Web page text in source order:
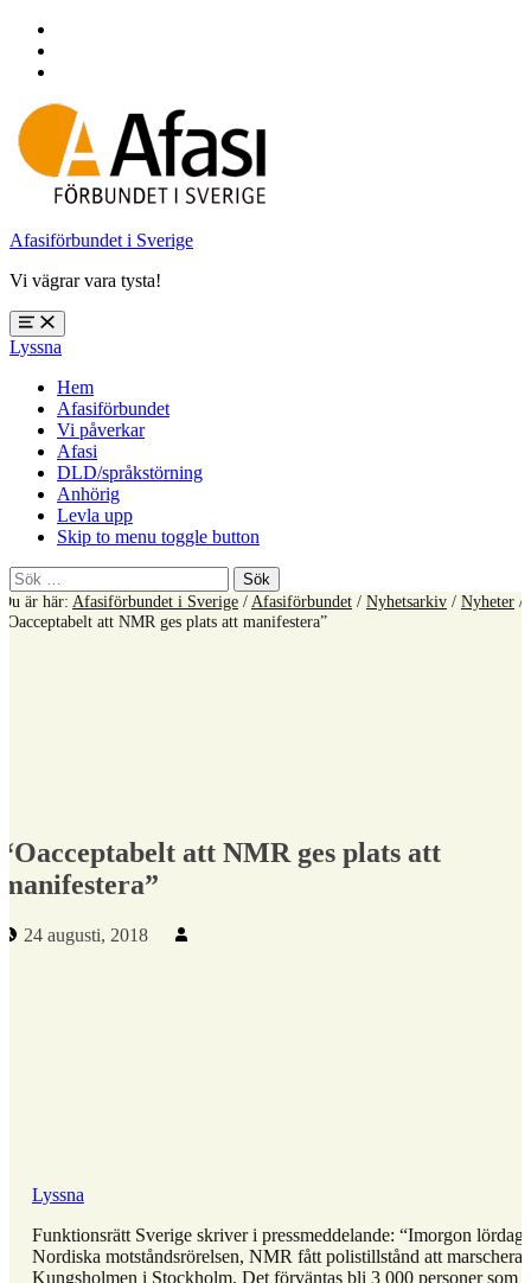
sidfoten
Afasiförbundet i Sverige
Vi vägrar vara tysta!
Öppna
meny:
%s
Lyssna
Hem
Afasiförbundet
Vi påverkar
Afasi
DLD/språkstörning
Anhörig
Levla upp
Skip to menu toggle button
Sök
efter:
Du är här: Afasiförbundet i Sverige /Afasiförbundet / Nyhetsarkiv / Nyheter /
“Oacceptabelt att NMR ges plats att manifestera”
“Oacceptabelt att NMR ges plats att
manifestera”
Publicerad den:
24 augusti, 2018
Lyssna
Funktionsrätt Sverige skriver i pressmeddelande: “Imorgon lördag
Nordiska motståndsrörelsen, NMR fått polistillstånd att marschera
Kungsholmen i Stockholm. Det förväntas bli 3 000 personer som